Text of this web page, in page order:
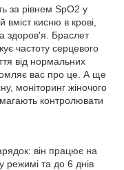
за рівнем SpO2 у
кисню в крові,
здоров'я. Браслет
частоту серцевого
від нормальних
вас про це. А ще
моніторинг жіночого
контролювати
він працює на
режимі та до 6 днів